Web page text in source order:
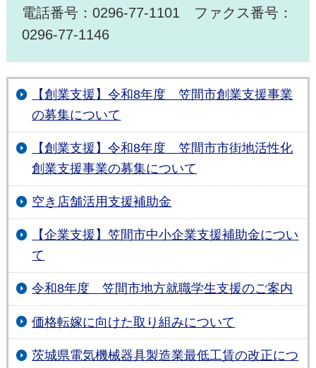
電話番号：0296-77-1101 ファクス番号：
0296-77-1146
【創業支援】令和8年度 笠間市創業支援事業
の募集について
【創業支援】令和8年度 笠間市市街地活性化
創業支援事業の募集について
空き店舗活用支援補助金
【企業支援】笠間市中小企業支援補助金につい
て
令和8年度 笠間市地方就職学生支援のご案内
価格転嫁に向けた取り組みについて
茨城県電気機械器具製造業最低工賃の改正につ